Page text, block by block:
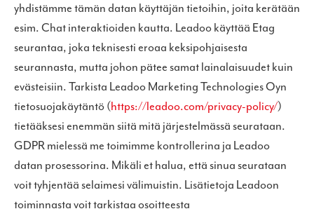
yhdistämme tämän datan käyttäjän tietoihin, joita kerätään
esim. Chat interaktioiden kautta. Leadoo käyttää Etag
seurantaa, joka teknisesti eroaa keksipohjaisesta
seurannasta, mutta johon pätee samat lainalaisuudet kuin
evästeisiin. Tarkista Leadoo Marketing Technologies Oyn
tietosuojakäytäntö (https://leadoo.com/privacy-policy/)
tietääksesi enemmän siitä mitä järjestelmässä seurataan.
GDPR mielessä me toimimme kontrollerina ja Leadoo
datan prosessorina. Mikäli et halua, että sinua seurataan
voit tyhjentää selaimesi välimuistin. Lisätietoja Leadoon
toiminnasta voit tarkistaa osoitteesta